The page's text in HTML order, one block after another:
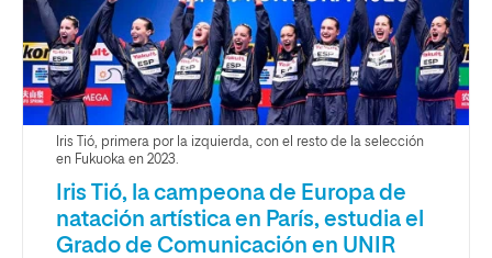
Iris Tió, primera por la izquierda, con el resto de la selección
en Fukuoka en 2023.
Iris Tió, la campeona de Europa de
natación artística en París, estudia el
Grado de Comunicación en UNIR